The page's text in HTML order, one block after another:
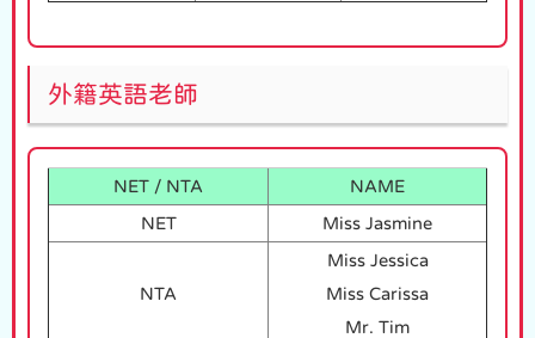
外籍英語老師
NET / NTA NAME
NET Miss Jasmine
NTA
Miss Jessica
Miss Carissa
Mr. Tim